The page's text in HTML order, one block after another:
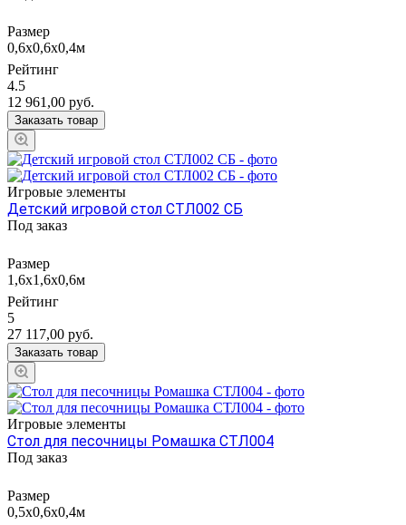
Размер
0,6х0,6х0,4м
Рейтинг
4.5
12 961,00 руб.
Заказать товар
Игровые элементы
Детский игровой стол СТЛ002 СБ
Под заказ
Размер
1,6х1,6х0,6м
Рейтинг
5
27 117,00 руб.
Заказать товар
Игровые элементы
Стол для песочницы Ромашка СТЛ004
Под заказ
Размер
0,5х0,6х0,4м